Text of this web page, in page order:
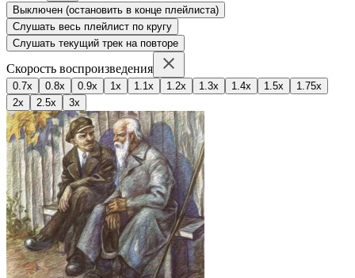
Выключен (остановить в конце плейлиста)
Слушать весь плейлист по кругу
Слушать текущий трек на повторе
Скорость воспроизведения
0.7x 0.8x 0.9x 1x 1.1x 1.2x 1.3x 1.4x 1.5x
1.75x
2x
2.5x 3x